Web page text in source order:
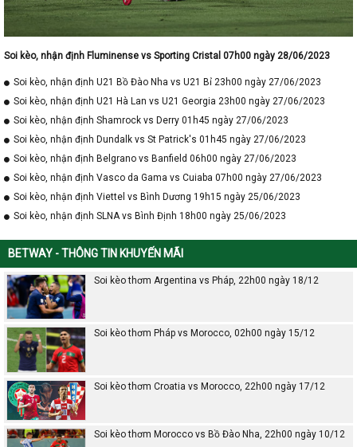
BD PHAP KQ TT: Bóng đá Pháp kết quả trực tiếp
KQ BD PHAP HN/KQBD Phap hom nay: Kết quả Bóng đá
Pháp hôm nay
KQTT BD PHAP: Kết quả trực tiếp bóng đá Pháp
Ketquabongda Phap : Kết quả Bóng đá Pháp
Bạn còn chần chờ gì nữa mà không cập nhậtkết quả bóng
đá Pháphôm nay tại trang webKqbongda.tvcủa chúng tôi.
Đảm bảo thông tinkết quả bóng đá cúp quốc gia Pháp
cập nhật nhanh chóng, chính xác và hoàn toàn miễn phí.
Soi kèo, nhận định Fluminense vs Sporting Cristal 07h00 ngày 28/06/2023
Soi kèo, nhận định U21 Bồ Đào Nha vs U21 Bỉ 23h00 ngày 27/06/2023
Soi kèo, nhận định U21 Hà Lan vs U21 Georgia 23h00 ngày 27/06/2023
Soi kèo, nhận định Shamrock vs Derry 01h45 ngày 27/06/2023
Soi kèo, nhận định Dundalk vs St Patrick's 01h45 ngày 27/06/2023
Soi kèo, nhận định Belgrano vs Banfield 06h00 ngày 27/06/2023
Soi kèo, nhận định Vasco da Gama vs Cuiaba 07h00 ngày 27/06/2023
Soi kèo, nhận định Viettel vs Bình Dương 19h15 ngày 25/06/2023
Soi kèo, nhận định SLNA vs Bình Định 18h00 ngày 25/06/2023
BETWAY - THÔNG TIN KHUYẾN MÃI
Soi kèo thơm Argentina vs Pháp, 22h00 ngày 18/12
Soi kèo thơm Pháp vs Morocco, 02h00 ngày 15/12
Soi kèo thơm Croatia vs Morocco, 22h00 ngày 17/12
Soi kèo thơm Morocco vs Bồ Đào Nha, 22h00 ngày 10/12